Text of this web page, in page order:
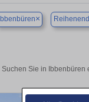
Ibbenbüren×
Suchen Sie in Ibbenbüren